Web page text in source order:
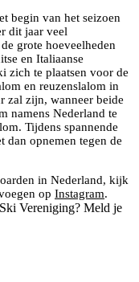
begin van het seizoen
dit jaar veel
grote hoeveelheden
en Italiaanse
zich te plaatsen voor de
en reuzenslalom in
zal zijn, wanneer beide
namens Nederland te
Tijdens spannende
dan opnemen tegen de
in Nederland, kijk
op Instagram.
Vereniging? Meld je